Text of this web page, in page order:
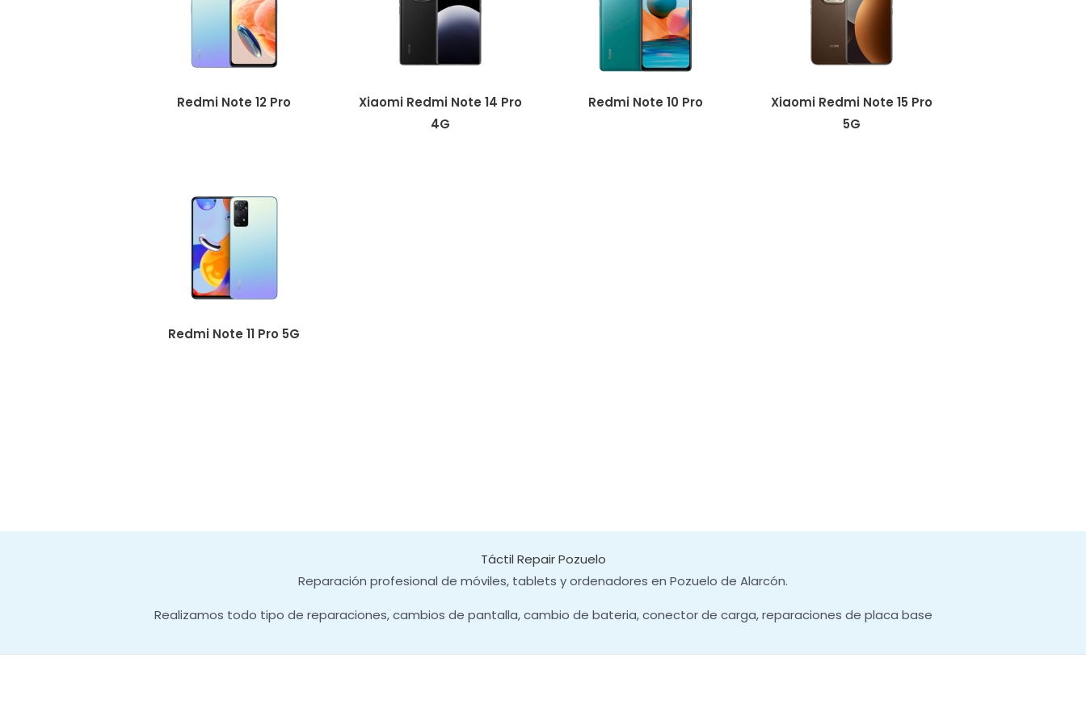
Redmi Note 12 Pro
Xiaomi Redmi Note 14 Pro
4G
Redmi Note 10 Pro
Xiaomi Redmi Note 15 Pro
5G
Redmi Note 11 Pro 5G
Táctil Repair Pozuelo
Reparación profesional de móviles, tablets y ordenadores en Pozuelo de Alarcón.
Realizamos todo tipo de reparaciones, cambios de pantalla, cambio de bateria, conector de carga, reparaciones de placa base